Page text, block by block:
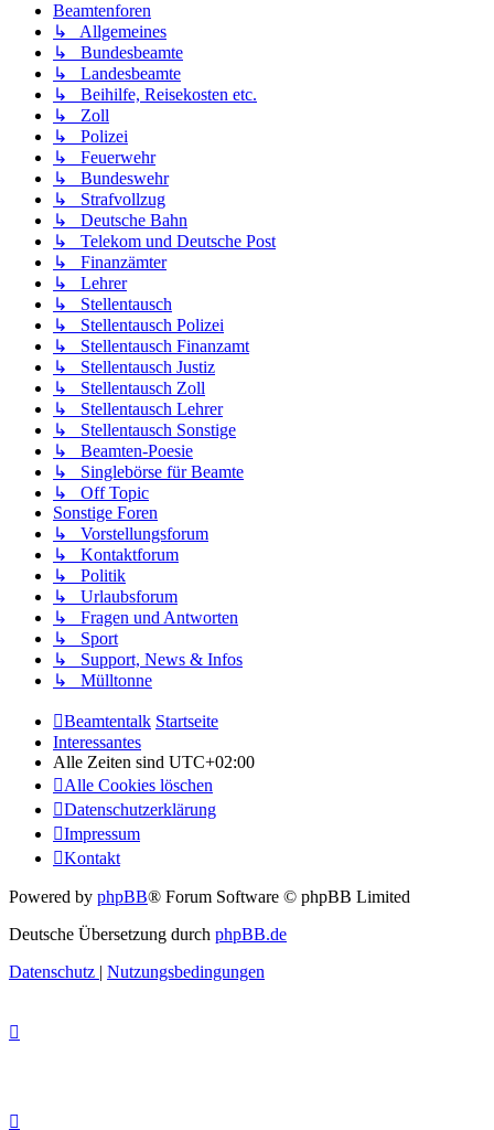
Beamtenforen
↳ Allgemeines
↳ Bundesbeamte
↳ Landesbeamte
↳ Beihilfe, Reisekosten etc.
↳ Zoll
↳ Polizei
↳ Feuerwehr
↳ Bundeswehr
↳ Strafvollzug
↳ Deutsche Bahn
↳ Telekom und Deutsche Post
↳ Finanzämter
↳ Lehrer
↳ Stellentausch
↳ Stellentausch Polizei
↳ Stellentausch Finanzamt
↳ Stellentausch Justiz
↳ Stellentausch Zoll
↳ Stellentausch Lehrer
↳ Stellentausch Sonstige
↳ Beamten-Poesie
↳ Singlebörse für Beamte
↳ Off Topic
Sonstige Foren
↳ Vorstellungsforum
↳ Kontaktforum
↳ Politik
↳ Urlaubsforum
↳ Fragen und Antworten
↳ Sport
↳ Support, News & Infos
↳ Mülltonne
Beamtentalk Startseite
Interessantes
Alle Zeiten sind UTC+02:00
Alle Cookies löschen
Datenschutzerklärung
Impressum
Kontakt
Powered by phpBB® Forum Software © phpBB Limited
Deutsche Übersetzung durch phpBB.de
Datenschutz | Nutzungsbedingungen